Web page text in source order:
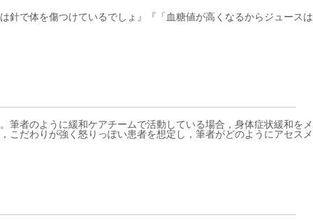
針で体を傷つけているでしょ』『「血糖値が高くなるからジュースは
者のように緩和ケアチームで活動している場合，身体症状緩和をメ
だわりが強く怒りっぽい患者を想定し，筆者がどのようにアセスメ